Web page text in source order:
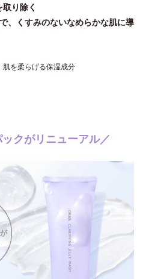
り除く
、くすみのないなめらかな肌に導
を柔らげる保湿成分
クがリニューアル／